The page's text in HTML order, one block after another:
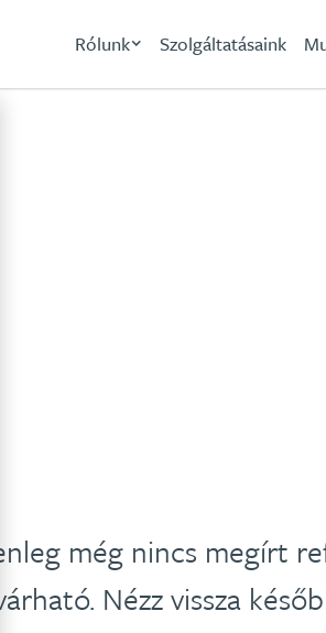
Szolgáltatásaink
Rólunk
Benckiser
még nincs megírt
Nézz vissza